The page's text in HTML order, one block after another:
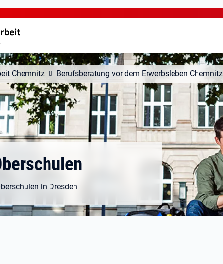
Chemnitz Berufsberatung vor dem Erwerbsleben Chemnitz
in Dresden